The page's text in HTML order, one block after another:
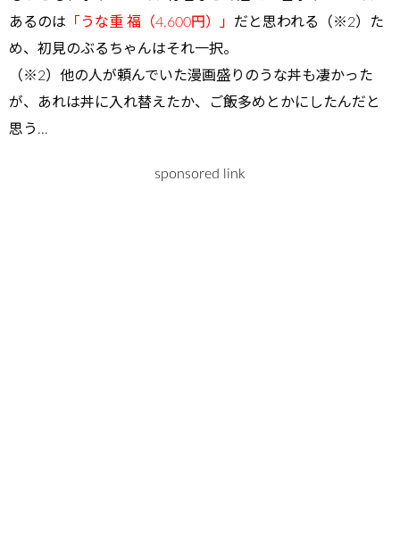
あるのは 「うな重 福（4,600円）」 だと思われる（※2）た
め、初見のぶるちゃんはそれ一択。
（※2）他の人が頼んでいた漫画盛りのうな丼も凄かった
が、あれは丼に入れ替えたか、ご飯多めとかにしたんだと
思う…
sponsored link